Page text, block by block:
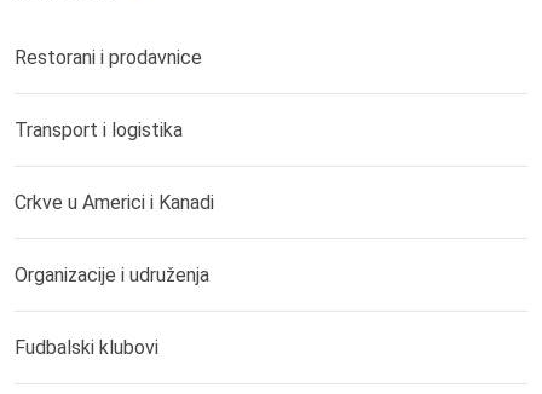
Restorani i prodavnice
Transport i logistika
Crkve u Americi i Kanadi
Organizacije i udruženja
Fudbalski klubovi